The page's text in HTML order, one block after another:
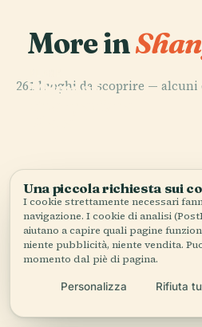
More in
261 luoghi da scoprire — alcuni
Museo di
Shimao
Tutti i 261 luoghi di
Images: そらみみ (wikimedia, cc
kaiyv, Licenza Unsplash (unsplash,
di Min An, Licenza Pexels (pexels,
Una piccola richiesta sui
I cookie strettamente necessari
navigazione. I cookie di analisi
aiutano a capire quali pagine
niente pubblicità, niente vendita.
momento dal piè di pagina.
Personalizza Rifiuta